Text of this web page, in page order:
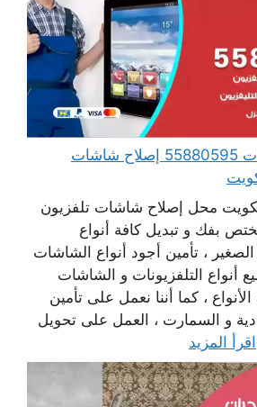
فني تصليح تلفزيونات 55880595 إصلاح شاشات
محل إصلاح شاشات تلفزيون
بفك و تبديل كافة أنواع
، تأمين أجود أنواع الشاشات
أنواع التلفزيونات و الشاشات
، كما أننا نعمل على تأمين
و السمارت ، العمل على تحويل
اقرأ المزيد